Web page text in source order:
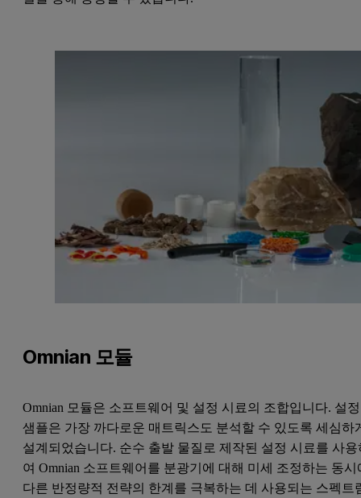
Omnian 모듈
Omnian 모듈은 소프트웨어 및 설정 시료의 조합입니다. 설정
샘플은 가장 까다로운 매트릭스도 분석할 수 있도록 세심하
설계되었습니다. 순수 출발 물질로 제작된 설정 시료를 사용
여 Omnian 소프트웨어를 분광기에 대해 미세 조정하는 동시
다른 반정량적 전략의 한계를 극복하는 데 사용되는 스펙트